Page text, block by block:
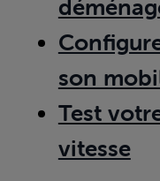
son
Test
vitesse